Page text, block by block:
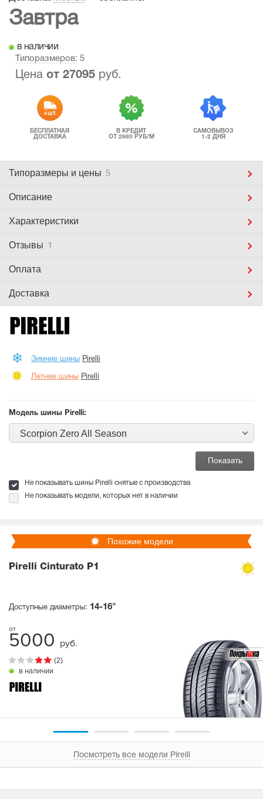
Завтра
в наличии
Типоразмеров: 5
Цена от 27095 руб.
4 ШТ.
БЕСПЛАТНАЯ
ДОСТАВКА
В КРЕДИТ
ОТ 2980 РУБ/М
САМОВЫВОЗ
1-2 ДНЯ
Типоразмеры и цены 5
Описание
Характеристики
Отзывы 1
Оплата
Доставка
Зимние шины Pirelli
Летние шины Pirelli
Модель шины Pirelli:
Scorpion Zero All Season
Не показывать шины Pirelli снятые с производства
Не показывать модели, которых нет в наличии
Похожие модели
Pirelli Cinturato P1
Доступные диаметры: 14-16"
5000 руб.
(2)
в наличии
Посмотреть все модели Pirelli